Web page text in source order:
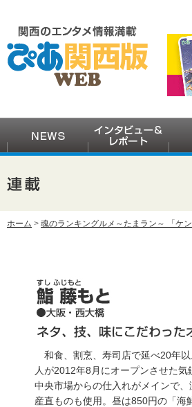
ホーム > 魂のランキングルメ～たまラン～ 「ケ
和食、割烹、寿司店で延べ20年
人が2012年8月にオープンさせた
中央市場からの仕入れがメインで
産直ものも使用。昼は850円の「海